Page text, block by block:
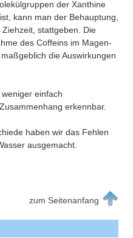
der Xanthine
kann man der Behauptung,
stattgeben. Die
des Coffeins im Magen-
die Auswirkungen
einfach
erkennbar.
haben wir das Fehlen
ausgemacht.
zum Seitenanfang